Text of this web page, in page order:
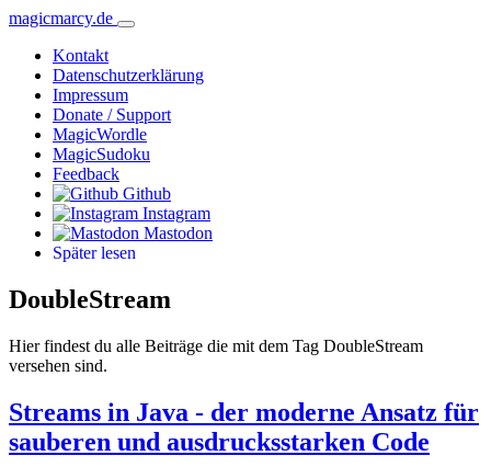
magicmarcy.de
Kontakt
Datenschutzerklärung
Impressum
Donate / Support
MagicWordle
MagicSudoku
Feedback
Github
Instagram
Mastodon
Später lesen
DoubleStream
Hier findest du alle Beiträge die mit dem Tag DoubleStream
versehen sind.
Streams in Java - der moderne Ansatz für
sauberen und ausdrucksstarken Code